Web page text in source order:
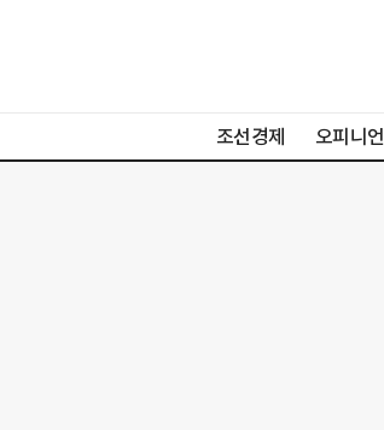
조선경제 오피니언